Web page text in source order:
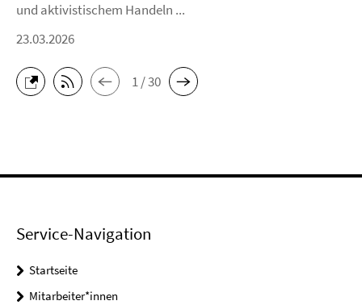
und aktivistischem Handeln ...
23.03.2026
1 / 30
Service-Navigation
Startseite
Mitarbeiter*innen